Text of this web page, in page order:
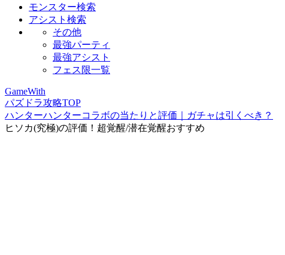
モンスター検索
アシスト検索
その他
最強パーティ
最強アシスト
フェス限一覧
GameWith
パズドラ攻略TOP
ハンターハンターコラボの当たりと評価｜ガチャは引くべき？
ヒソカ(究極)の評価！超覚醒/潜在覚醒おすすめ